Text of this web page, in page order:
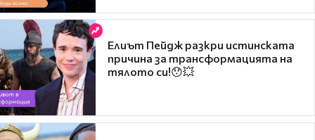
Елиът Пейдж разкри истинската
причина за трансформацията на
тялото си!😯💥